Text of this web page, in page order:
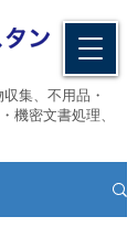
集、不用品・
機密文書処理、